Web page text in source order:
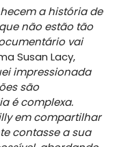
a história de
não estão tão
vai
Susan Lacy,
impressionada
são
é complexa.
em compartilhar
contasse a sua